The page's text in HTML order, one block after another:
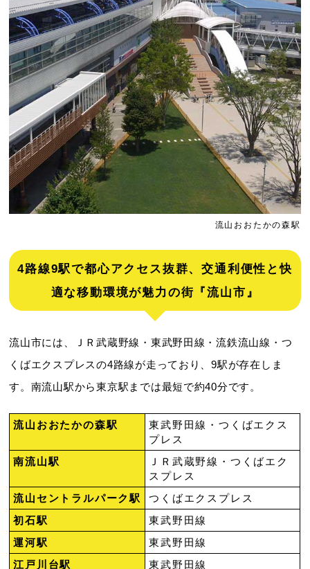
流山おおたかの森駅
4路線9駅で都心アクセス抜群、交通利便性と快
適な移動環境が魅力の街『流山市』
流山市には、ＪＲ武蔵野線・東武野田線・流鉄流山線・つ
くばエクスプレスの4路線が走っており、9駅が存在しま
す。南流山駅から東京駅までは最短で約40分です。
流山おおたかの森駅
東武野田線・つくばエクス
プレス
南流山駅
ＪＲ武蔵野線・つくばエク
スプレス
流山セントラルパーク駅
つくばエクスプレス
初石駅
東武野田線
運河駅
東武野田線
江戸川台駅
東武野田線